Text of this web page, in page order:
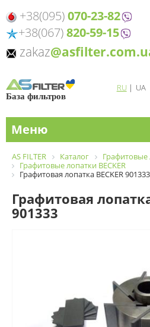
+38(095)070-23-82
+38(067)820-59-15
zakaz
База фильтров
RU| UA
Меню
AS FILTER Каталог
Графитовые
Графитовые лопатки BECKER
Графитовая лопатка BECKER 901333
Графитовая лопатка
901333